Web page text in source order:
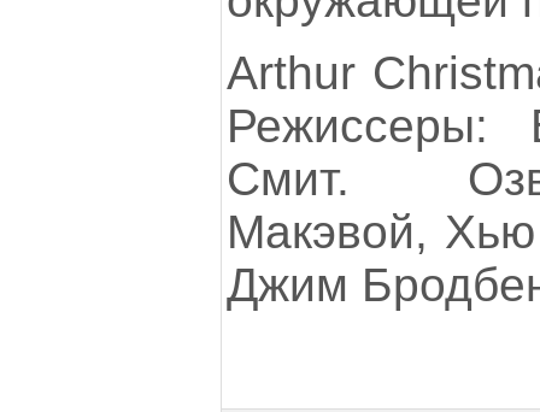
Arthur
Режиссеры:
Смит.
Макэвой,
Джим